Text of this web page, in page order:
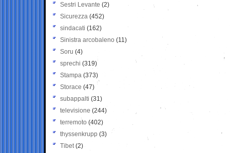
Sestri Levante (2)
Sicurezza (452)
sindacati (162)
Sinistra arcobaleno (11)
Soru (4)
sprechi (319)
Stampa (373)
Storace (47)
subappalti (31)
televisione(244)
terremoto (402)
thyssenkrupp (3)
Tibet(2)